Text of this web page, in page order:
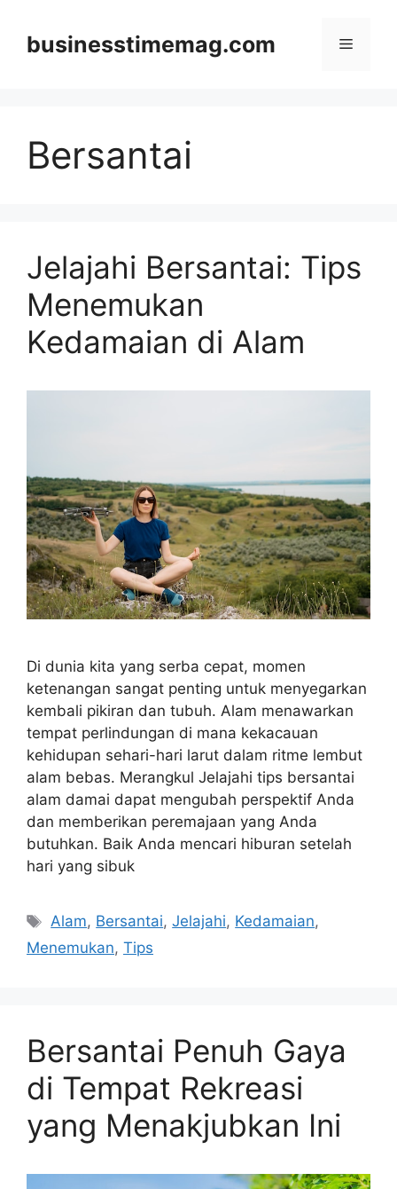
contentbusinesstimemag.com Menu
Bersantai
Jelajahi Bersantai: Tips
Menemukan
Kedamaian di Alam
Di dunia kita yang serba cepat, momen
ketenangan sangat penting untuk menyegarkan
kembali pikiran dan tubuh. Alam menawarkan
tempat perlindungan di mana kekacauan
kehidupan sehari-hari larut dalam ritme lembut
alam bebas. Merangkul Jelajahi tips bersantai
alam damai dapat mengubah perspektif Anda
dan memberikan peremajaan yang Anda
butuhkan. Baik Anda mencari hiburan setelah
hari yang sibuk
Tags
Alam, Bersantai,Jelajahi, Kedamaian,
Menemukan, Tips
Bersantai Penuh Gaya
di Tempat Rekreasi
yang Menakjubkan Ini